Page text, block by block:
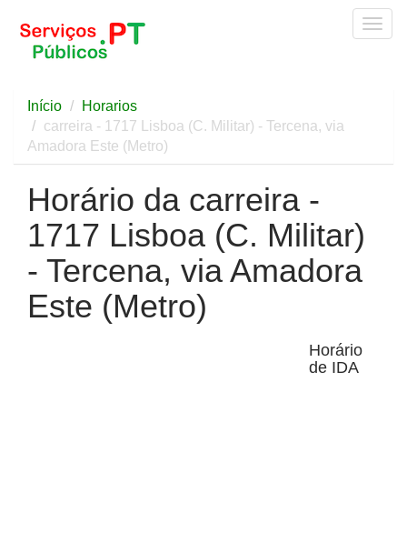
Início
Horarios
carreira - 1717 Lisboa (C. Militar) - Tercena, via
Amadora Este (Metro)
Horário da carreira -
1717 Lisboa (C. Militar)
- Tercena, via Amadora
Este (Metro)
Horário
de IDA